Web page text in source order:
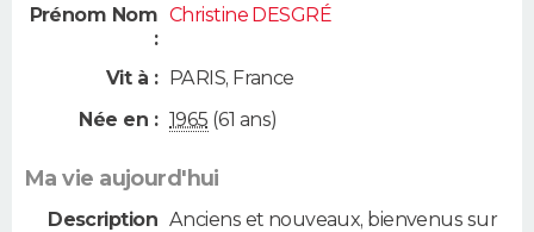
Prénom Nom
:
Christine DESGRÉ
Vit à : PARIS, France
Née en : 1965 (61 ans)
Ma vie aujourd'hui
Description Anciens et nouveaux, bienvenus sur